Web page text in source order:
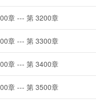
章 --- 第 3200章
章 --- 第 3300章
章 --- 第 3400章
章 --- 第 3500章